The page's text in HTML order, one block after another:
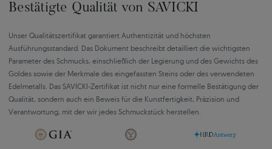
Bestätigte Qualität von SAVICKI
Unser Qualitätszertifikat garantiert Authentizität und höchsten
Ausführungsstandard. Das Dokument beschreibt detailliert die wichtigsten
Parameter des Schmucks, einschließlich der Legierung und des Gewichts des
Goldes sowie der Merkmale des eingefassten Steins oder des verwendeten
Edelmetalls. Das SAVICKI-Zertifikat ist nicht nur eine formelle Bestätigung der
Qualität, sondern auch ein Beweis für die Kunstfertigkeit, Präzision und
Verantwortung, mit der wir jedes Schmuckstück herstellen.